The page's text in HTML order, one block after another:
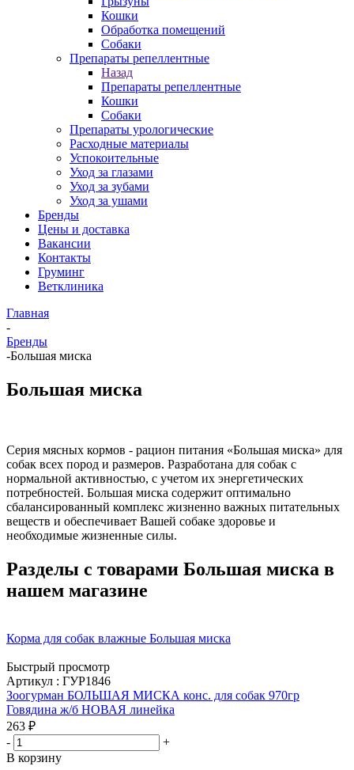
Кошки
Обработка помещений
Собаки
Препараты репеллентные
Назад
Препараты репеллентные
Кошки
Собаки
Препараты урологические
Расходные материалы
Успокоительные
Уход за глазами
Уход за зубами
Уход за ушами
Бренды
Цены и доставка
Вакансии
Контакты
Груминг
Ветклиника
Главная
-
Бренды
-Большая миска
Большая миска
Серия мясных кормов - рацион питания «Большая миска» для
собак всех пород и размеров. Разработана для собак с
нормальной активностью, с учетом их энергетических
потребностей. Большая миска содержит оптимально
сбалансированный комплекс жизненно важных питательных
веществ и обеспечивает Вашей собаке здоровье и
необходимые жизненные силы.
Разделы с товарами Большая миска в
нашем магазине
Корма для собак влажные Большая миска
Быстрый просмотр
Артикул : ГУР1846
Зоогурман БОЛЬШАЯ МИСКА конс. для собак 970гр
Говядина ж/б НОВАЯ линейка
263 ₽
-
+
В корзину